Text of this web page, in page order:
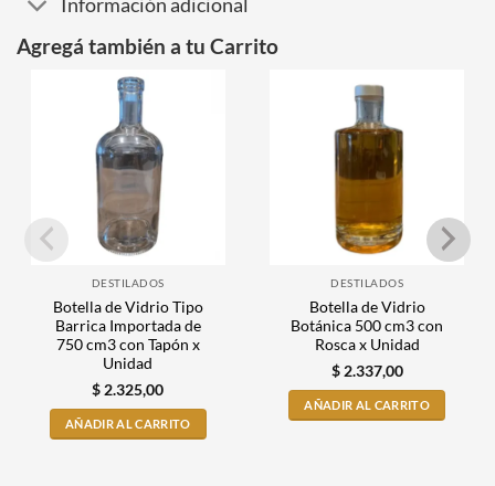
Información adicional
Agregá también a tu Carrito
DESTILADOS
Botella de Vidrio Tipo
Barrica Importada de
750 cm3 con Tapón x
Unidad
$ 2.325,00
AÑADIR AL CARRITO
DESTILADOS
Botella de Vidrio
Botánica 500 cm3 con
Rosca x Unidad
$2.337,00
AÑADIR AL CARRITO